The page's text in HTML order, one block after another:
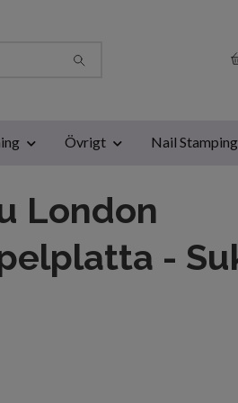
Övrigt Nail Stamping
London
-